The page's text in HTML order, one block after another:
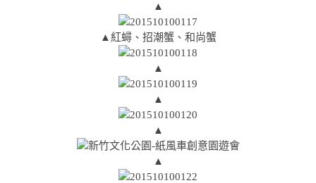
▲
▲紅蟳、招潮蟹、和尚蟹
▲
▲
▲
▲